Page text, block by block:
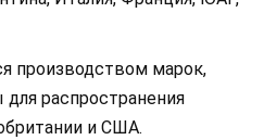
производством марок,
распространения
и США.